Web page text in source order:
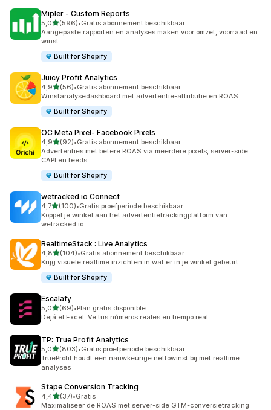
Mipler ‑ Custom Reports
5,0van 5 sterren
(596)
596 recensies in totaal
•Gratis abonnement beschikbaar
Aangepaste rapporten en analyses maken voor omzet, voorraad en
winst
Built for Shopify
Juicy Profit Analytics
4,9van 5 sterren
(56)
56 recensies in totaal
•Gratis abonnement beschikbaar
Winstanalysedashboard met advertentie-attributie en ROAS
Built for Shopify
OC Meta Pixel‑ Facebook Pixels
4,9van 5 sterren
(92)
92 recensies in totaal
•Gratis abonnement beschikbaar
Advertenties met betere ROAS via meerdere pixels, server-side
CAPI en feeds
Built for Shopify
wetracked.io Connect
4,7van 5 sterren
(100)
100 recensies in totaal
•Gratis proefperiode beschikbaar
Koppel je winkel aan het advertentietrackingplatform van
wetracked.io
RealtimeStack : Live Analytics
4,8van 5 sterren
(104)
104 recensies in totaal
•Gratis abonnement beschikbaar
Krijg visuele realtime inzichten in wat er in je winkel gebeurt
Built for Shopify
Escalafy
5,0van 5 sterren
(69)
69 recensies in totaal
•Plan gratis disponible
Dejá el Excel. Ve tus números reales en tiempo real.
TP: True Profit Analytics
5,0van 5 sterren
(803)
803 recensies in totaal
•Gratis proefperiode beschikbaar
TrueProfit houdt een nauwkeurige nettowinst bij met realtime
analyses
Stape Conversion Tracking
4,4van 5 sterren
(37)
37 recensies in totaal
•Gratis
Maximaliseer de ROAS met server-side GTM-conversietracking